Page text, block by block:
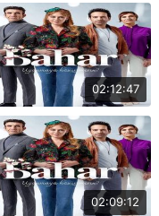
02:12:47
02:09:12